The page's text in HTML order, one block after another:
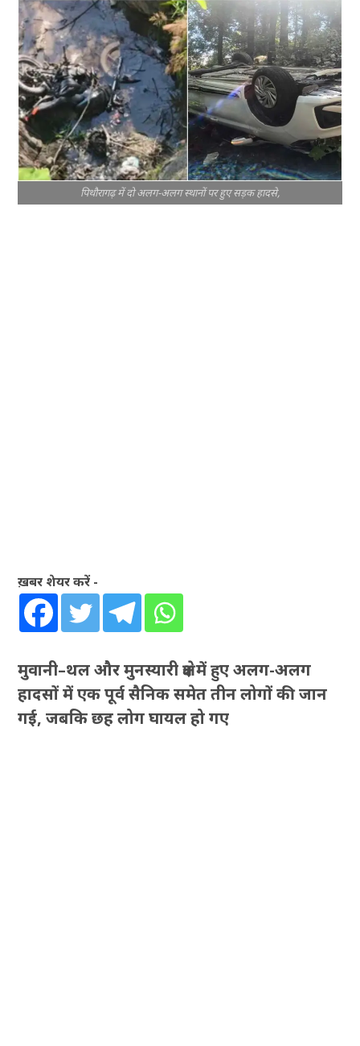
पिथौरागढ़ में दो अलग-अलग स्थानों पर हुए सड़क हादसे,
ख़बर शेयर करें -
मुवानी–थल और मुनस्यारी क्षेत्र में हुए अलग-अलग
हादसों में एक पूर्व सैनिक समेत तीन लोगों की जान
गई, जबकि छह लोग घायल हो गए